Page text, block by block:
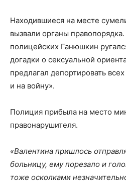
Находившиеся на месте
вызвали органы
полицейских Ганюшкин
догадки о сексуальной
предлагал депортировать
и на войну».
Полиция прибыла на место
правонарушителя.
«Валентина пришлось
больницу, ему порезало и
тоже осколками